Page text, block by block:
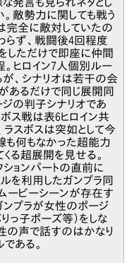
な発言も見られネタとし
。敵勢力に関しても戦う
完全に敵対していたの
らず、戦闘後4回程度
しただけで即座に仲間
。ヒロイン7人個別ルー
が、シナリオは若干の会
あるだけで同じ展開同
ジの判子シナリオであ
ボス戦は表6ヒロイン共
ラスボスは突如として今
も何もなかった超能力
くる超展開を見せる。
ションパートの直前に
を利用したガンプラ同
ービーシーンが存在す
ンプラが女性のポージ
りっ子ポーズ等）をしな
の声で話すのはかなり
ある。